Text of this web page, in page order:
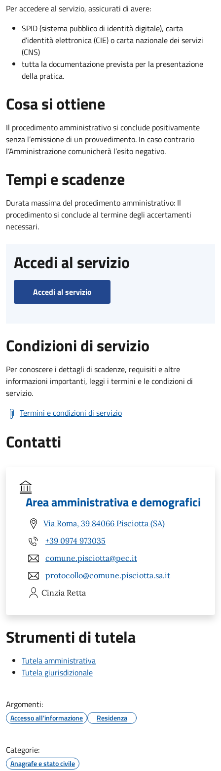
Per accedere al servizio, assicurati di avere:
SPID (sistema pubblico di identità digitale), carta
d’identità elettronica (CIE) o carta nazionale dei servizi
(CNS)
tutta la documentazione prevista per la presentazione
della pratica.
Cosa si ottiene
Il procedimento amministrativo si conclude positivamente
senza l’emissione di un provvedimento. In caso contrario
l’Amministrazione comunicherà l’esito negativo.
Tempi e scadenze
Durata massima del procedimento amministrativo: Il
procedimento si conclude al termine degli accertamenti
necessari.
Accedi al servizio
Accedi al servizio
Condizioni di servizio
Per conoscere i dettagli di scadenze, requisiti e altre
informazioni importanti, leggi i termini e le condizioni di
servizio.
Termini e condizioni di servizio
Contatti
Area amministrativa e demografici
Via Roma, 39 84066 Pisciotta (SA)
+39 0974 973035
comune.pisciotta@pec.it
protocollo@comune.pisciotta.sa.it
Cinzia Retta
Strumenti di tutela
Tutela amministrativa
Tutela giurisdizionale
Argomenti:
Accesso all'informazione Residenza
Categorie:
Anagrafe e stato civile